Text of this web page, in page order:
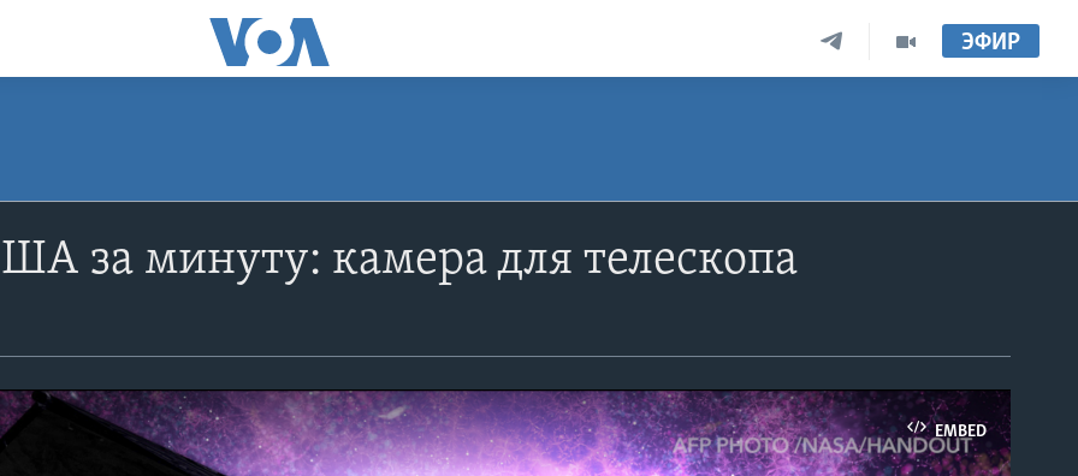
ЭФИР
за минуту: камера для телескопа
EMBED